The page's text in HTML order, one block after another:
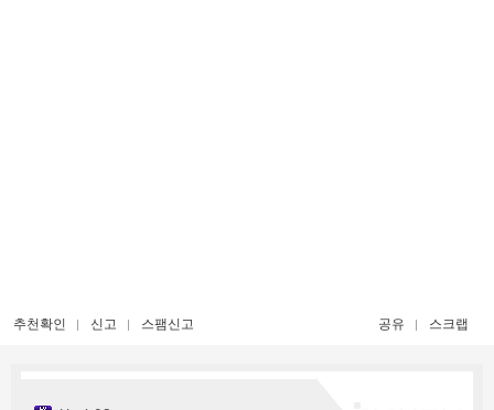
추천확인 신고 스팸신고 공유 스크랩